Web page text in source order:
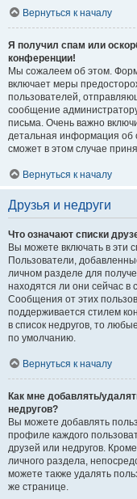
Вернуться к началу
Я получил спам или
конференции!
Мы сожалеем об этом.
включает меры
пользователей,
сообщение
письма. Очень важно
детальная информация об
сможет в этом случае
Вернуться к началу
Друзья и недруги
Что означают списки
Вы можете включать в эти
Пользователи,
личном разделе для
находятся ли они сейчас
Сообщения от этих
поддерживается стилем
в список недругов, то
по умолчанию.
Вернуться к началу
Как мне добавлять/
недругов?
Вы можете добавлять
профиле каждого
друзей или недругов.
личного раздела,
можете также удалять
же странице.